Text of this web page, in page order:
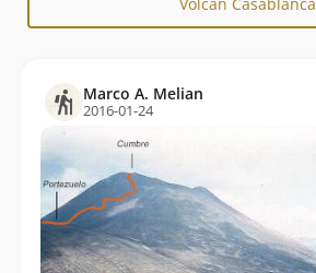
Volcán Casablanca
Marco A. Melian
2016-01-24